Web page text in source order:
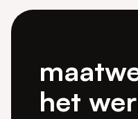
het